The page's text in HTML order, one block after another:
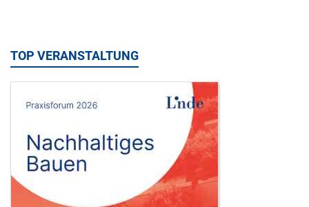
TOP VERANSTALTUNG